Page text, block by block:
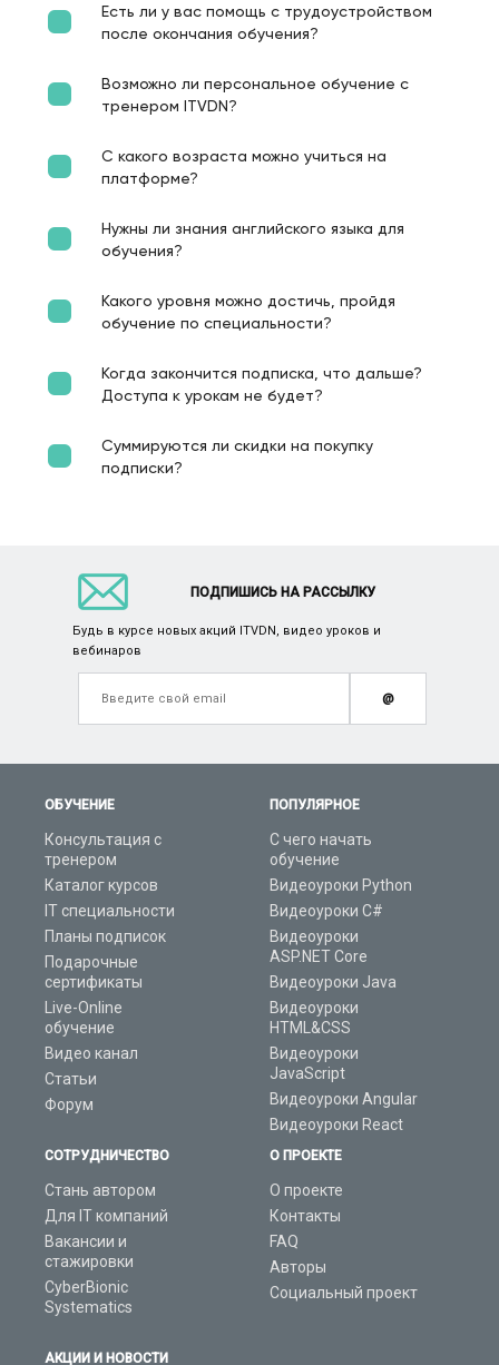
Есть ли у вас помощь с трудоустройством
после окончания обучения?
Возможно ли персональное обучение с
тренером ITVDN?
С какого возраста можно учиться на
платформе?
Нужны ли знания английского языка для
обучения?
Какого уровня можно достичь, пройдя
обучение по специальности?
Когда закончится подписка, что дальше?
Доступа к урокам не будет?
Суммируются ли скидки на покупку
подписки?
ОБУЧЕНИЕ
Консультация с
тренером
Каталог курсов
IT специальности
Планы подписок
Подарочные
сертификаты
Live-Online
обучение
Видео канал
Статьи
Форум
ПОПУЛЯРНОЕ
С чего начать
обучение
Видеоуроки Python
Видеоуроки C#
Видеоуроки
ASP.NET Core
Видеоуроки Java
Видеоуроки
HTML&CSS
Видеоуроки
JavaScript
Видеоуроки Angular
Видеоуроки React
СОТРУДНИЧЕСТВО
Стань автором
Для IT компаний
Вакансии и
стажировки
CyberBionic
Systematics
АКЦИИ И НОВОСТИ
О ПРОЕКТЕ
О проекте
Контакты
FAQ
Авторы
Социальный проект
ПОДПИШИСЬ НА РАССЫЛКУ
Будь в курсе новых акций ITVDN, видео уроков и
вебинаров
@